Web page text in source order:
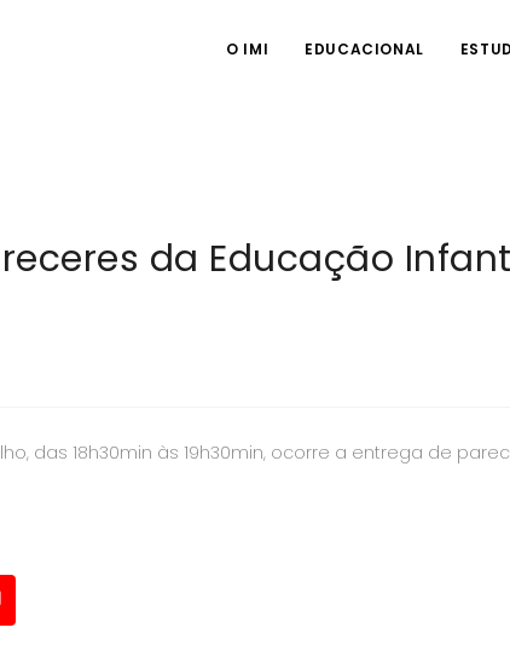
O IMI EDUCACIONAL
da Educação
das 18h30min às 19h30min, ocorre a entrega de